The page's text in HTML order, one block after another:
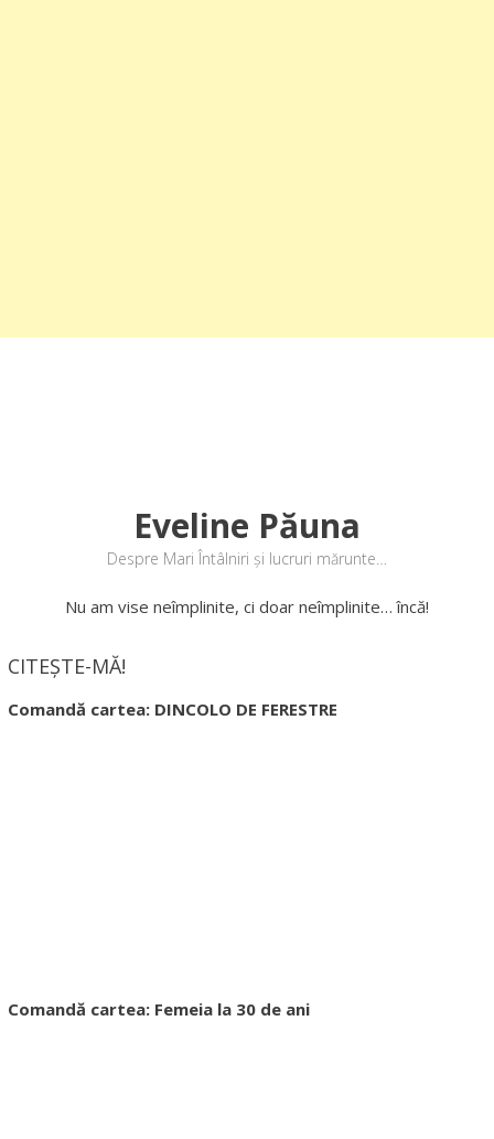
Eveline Păuna
Despre Mari Întâlniri și lucruri mărunte…
Nu am vise neîmplinite, ci doar neîmplinite… încă!
CITEȘTE-MĂ!
Comandă cartea: DINCOLO DE FERESTRE
Comandă cartea: Femeia la 30 de ani